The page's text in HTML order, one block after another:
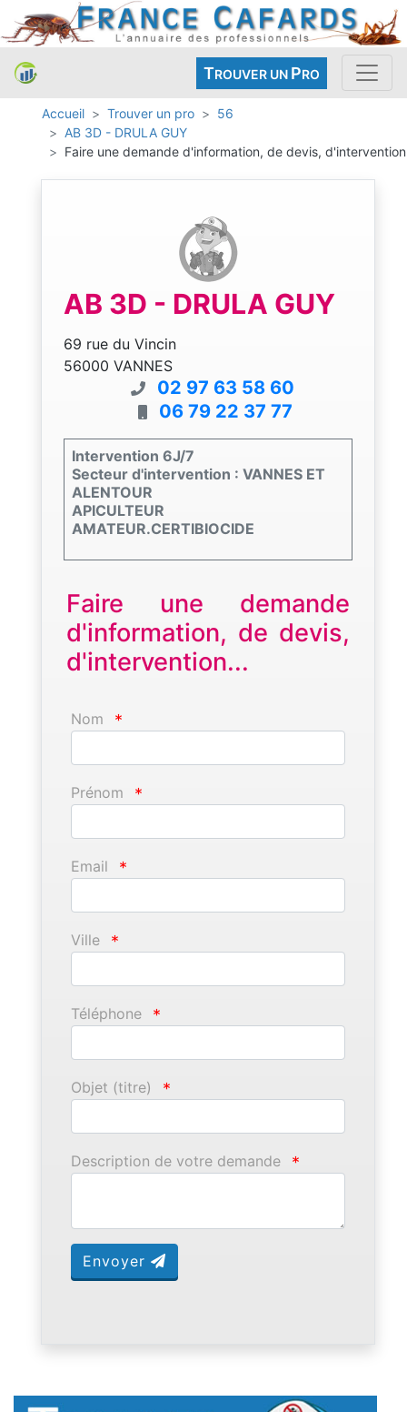
TROUVER UN PRO
Accueil Trouver un pro
56
AB 3D - DRULA GUY
Faire une demande d'information, de devis, d'intervention
AB 3D - DRULA GUY
69 rue du Vincin
56000 VANNES
02 97 63 58 60
06 79 22 37 77
Intervention 6J/7
Secteur d'intervention : VANNES ET
ALENTOUR
APICULTEUR
AMATEUR.CERTIBIOCIDE
Faire une demande
d'information, de devis,
d'intervention...
Nom *
Prénom *
Email *
Ville *
Téléphone *
Objet (titre) *
Description de votre demande *
Envoyer